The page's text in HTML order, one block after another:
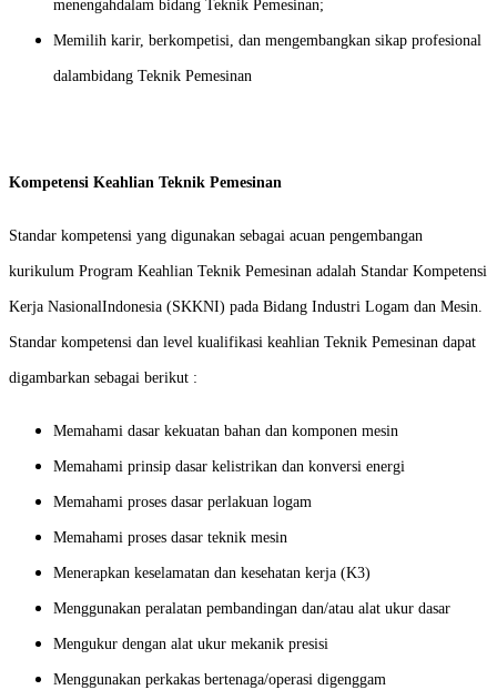
menengahdalam bidang Teknik Pemesinan;
Memilih karir, berkompetisi, dan mengembangkan sikap profesional
dalambidang Teknik Pemesinan
Kompetensi Keahlian Teknik Pemesinan
Standar kompetensi yang digunakan sebagai acuan pengembangan
kurikulum Program Keahlian Teknik Pemesinan adalah Standar Kompetensi
Kerja NasionalIndonesia (SKKNI) pada Bidang Industri Logam dan Mesin.
Standar kompetensi dan level kualifikasi keahlian Teknik Pemesinan dapat
digambarkan sebagai berikut :
Memahami dasar kekuatan bahan dan komponen mesin
Memahami prinsip dasar kelistrikan dan konversi energi
Memahami proses dasar perlakuan logam
Memahami proses dasar teknik mesin
Menerapkan keselamatan dan kesehatan kerja (K3)
Menggunakan peralatan pembandingan dan/atau alat ukur dasar
Mengukur dengan alat ukur mekanik presisi
Menggunakan perkakas bertenaga/operasi digenggam